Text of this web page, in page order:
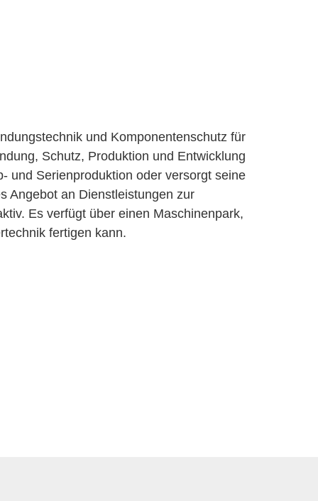
und Komponentenschutz für
Schutz, Produktion und Entwicklung
und Serienproduktion oder versorgt seine
Angebot an Dienstleistungen zur
Es verfügt über einen Maschinenpark,
fertigen kann.